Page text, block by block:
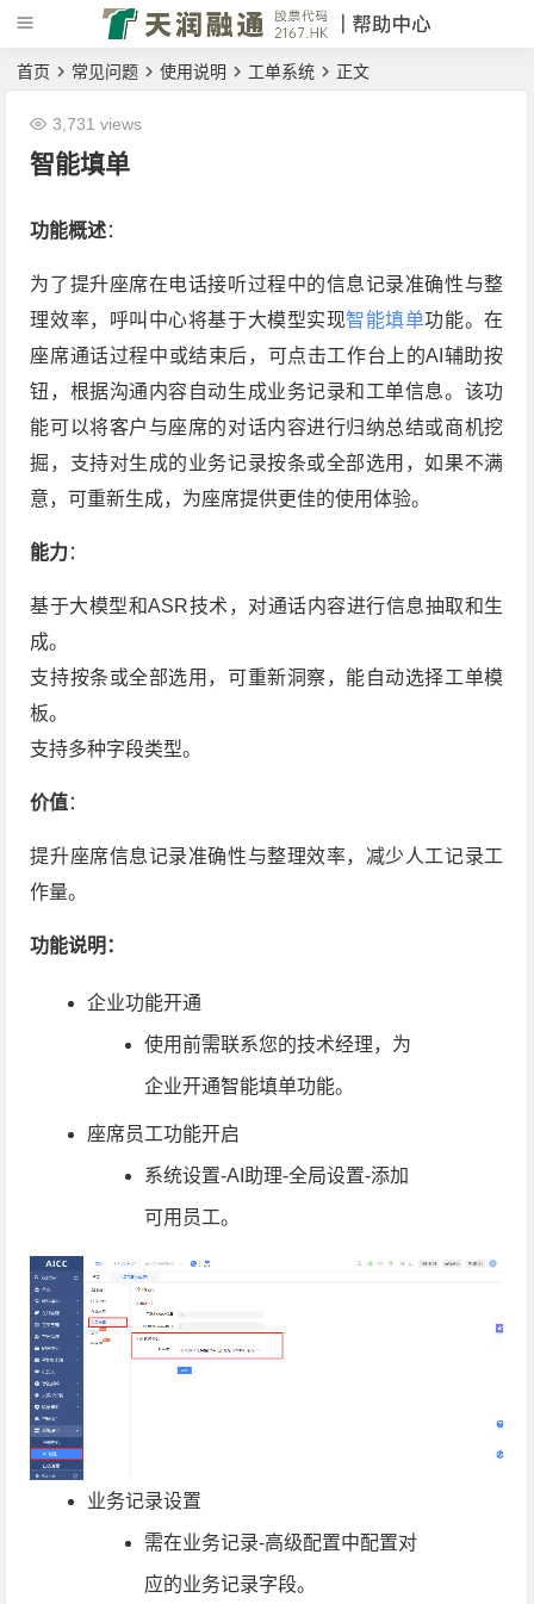
首页 常见问题 使用说明 工单系统 正文
智能填单
3,731 views
功能概述：
为了提升座席在电话接听过程中的信息记录准确性与整
理效率，呼叫中心将基于大模型实现智能填单功能。在
座席通话过程中或结束后，可点击工作台上的AI辅助按
钮，根据沟通内容自动生成业务记录和工单信息。该功
能可以将客户与座席的对话内容进行归纳总结或商机挖
掘，支持对生成的业务记录按条或全部选用，如果不满
意，可重新生成，为座席提供更佳的使用体验。
能力：
基于大模型和ASR技术，对通话内容进行信息抽取和生
成。
支持按条或全部选用，可重新洞察，能自动选择工单模
板。
支持多种字段类型。
价值：
提升座席信息记录准确性与整理效率，减少人工记录工
作量。
功能说明：
企业功能开通
使用前需联系您的技术经理，为
企业开通智能填单功能。
座席员工功能开启
系统设置-AI助理-全局设置-添加
可用员工。
业务记录设置
需在业务记录-高级配置中配置对
应的业务记录字段。